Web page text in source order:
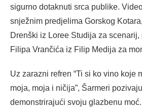
sigurno dotaknuti srca publike.
snježnim predjelima Gorskog
Drenški iz Loree Studija za
Filipa Vrančića iz Filip Medija za
Uz zarazni refren “Ti si ko vino koje
moja, moja i ničija”, Šarmeri
demonstrirajući svoju glazbenu